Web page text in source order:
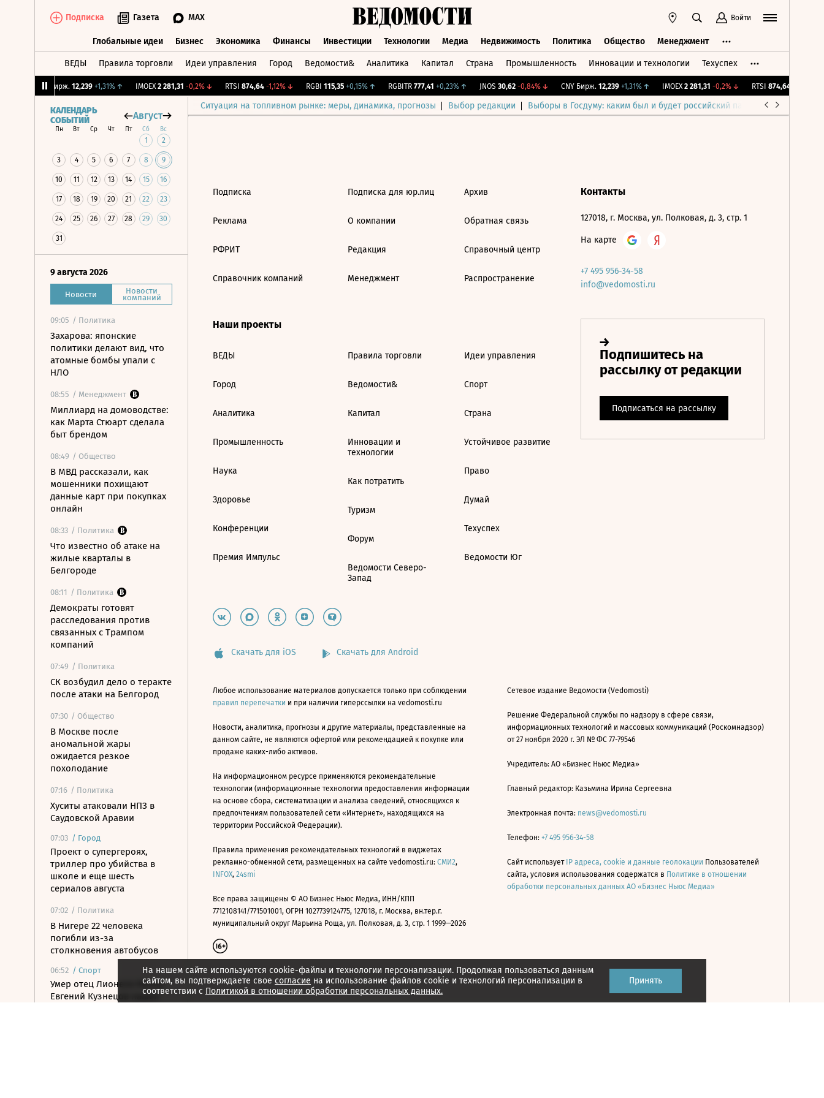
Подписка Газета MAX Войти
Глобальные идеи Бизнес Экономика Финансы Инвестиции Технологии Медиа Недвижимость Политика Общество Менеджмент
ВЕДЫ Правила торговли Идеи управления Город Ведомости& Аналитика Капитал Страна Промышленность Инновации и технологии Техуспех
CNY Бирж. 12,239 +1,31%↑ IMOEX 2 281,31 -0,2%↓ RTSI 874,64 -1,12%↓ RGBI 115,35 +0,15%↑ RGBITR 777,41 +0,23%↑ JNOS 30,62 -0,84%↓ CNY Бирж. 12,239 +1,31%↑ IMOEX 2 281,31 -0,2%↓ RTSI 874,64 -1,12%
Ситуация на топливном рынке: меры, динамика, прогнозы Выбор редакции Выборы в Госдуму: каким был и будет российский парламент
КАЛЕНДАРЬ
СОБЫТИЙ
Август
Пн Вт Ср Чт Пт Сб Вс
1 2
3 4 5 6 7 8 9
10 11 12 13 14 15 16
17 18 19 20 21 22 23
24 25 26 27 28 29 30
31
9 августа 2026
Новости Новости
компаний
09:05 / Политика
Захарова: японские
политики делают вид, что
атомные бомбы упали с
НЛО
08:55 / Менеджмент
Миллиард на домоводстве:
как Марта Стюарт сделала
быт брендом
08:49 / Общество
В МВД рассказали, как
мошенники похищают
данные карт при покупках
онлайн
08:33 / Политика
Что известно об атаке на
жилые кварталы в
Белгороде
08:11 / Политика
Демократы готовят
расследования против
связанных с Трампом
компаний
07:49 / Политика
СК возбудил дело о теракте
после атаки на Белгород
07:30 / Общество
В Москве после
аномальной жары
ожидается резкое
похолодание
07:16 / Политика
Хуситы атаковали НПЗ в
Саудовской Аравии
07:03 / Город
Проект о супергероях,
триллер про убийства в
школе и еще шесть
сериалов августа
07:02 / Политика
В Нигере 22 человека
погибли из-за
столкновения автобусов
06:52 / Спорт
Умер отец Лионеля Месси,
Евгений Кузнецов нашел
На нашем сайте используются cookie-файлы и технологии персонализации. Продолжая пользоваться данным
сайтом, вы подтверждаете свое согласие на использование файлов cookie и технологий персонализации в
соответствии с Политикой в отношении обработки персональных данных.
Принять
Подписка
Реклама
РФРИТ
Справочник компаний
Подписка для юр.лиц
О компании
Редакция
Менеджмент
Архив
Обратная связь
Справочный центр
Распространение
Наши проекты
ВЕДЫ
Город
Аналитика
Промышленность
Наука
Здоровье
Конференции
Премия Импульс
Правила торговли
Ведомости&
Капитал
Инновации и
технологии
Как потратить
Туризм
Форум
Ведомости Северо-
Запад
Идеи управления
Спорт
Страна
Устойчивое развитие
Право
Думай
Техуспех
Ведомости Юг
Контакты
127018, г. Москва, ул. Полковая, д. 3, стр. 1
На карте
+7 495 956-34-58
info@vedomosti.ru
Скачать для iOS Скачать для Android
Любое использование материалов допускается только при соблюдении
правил перепечатки и при наличии гиперссылки на vedomosti.ru
Новости, аналитика, прогнозы и другие материалы, представленные на
данном сайте, не являются офертой или рекомендацией к покупке или
продаже каких-либо активов.
На информационном ресурсе применяются рекомендательные
технологии (информационные технологии предоставления информации
на основе сбора, систематизации и анализа сведений, относящихся к
предпочтениям пользователей сети «Интернет», находящихся на
территории Российской Федерации).
Правила применения рекомендательных технологий в виджетах
рекламно-обменной сети, размещенных на сайте vedomosti.ru: СМИ2,
INFOX, 24smi
Все права защищены © АО Бизнес Ньюс Медиа, ИНН/КПП
7712108141/771501001, ОГРН 1027739124775, 127018, г. Москва, вн.тер.г.
муниципальный округ Марьина Роща, ул. Полковая, д. 3, стр. 1 1999—2026
Сетевое издание Ведомости (Vedomosti)
Решение Федеральной службы по надзору в сфере связи,
информационных технологий и массовых коммуникаций (Роскомнадзор)
от 27 ноября 2020 г. ЭЛ № ФС 77-79546
Учредитель: АО «Бизнес Ньюс Медиа»
Главный редактор: Казьмина Ирина Сергеевна
Электронная почта: news@vedomosti.ru
Телефон: +7 495 956-34-58
Сайт использует IP адреса, cookie и данные геолокации Пользователей
сайта, условия использования содержатся в Политике в отношении
обработки персональных данных АО «Бизнес Ньюс Медиа»